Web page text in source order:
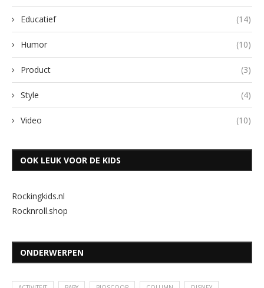
Educatief (14)
Humor (10)
Product (3)
Style (4)
Video (10)
OOK LEUK VOOR DE KIDS
Rockingkids.nl
Rocknroll.shop
ONDERWERPEN